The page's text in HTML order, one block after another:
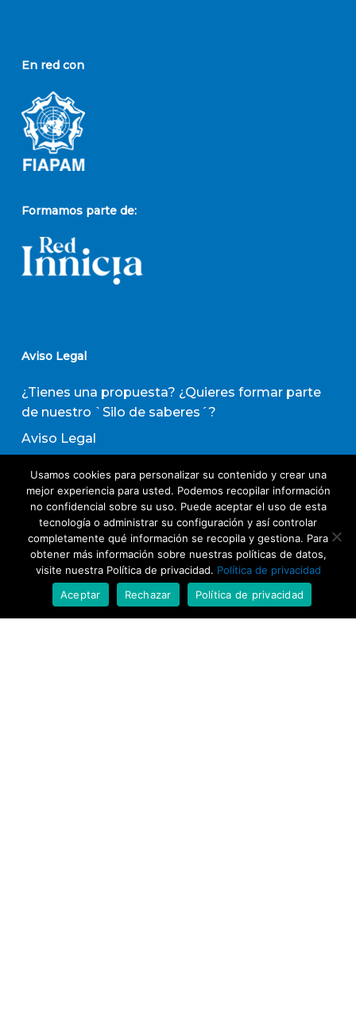
En red con
Formamos parte de:
Aviso Legal
¿Tienes una propuesta? ¿Quieres formar parte
de nuestro `Silo de saberes´?
Aviso Legal
Política de Transparencia
Política de Evaluación de Proveedores
Suscribirse a nuestro boletín de actividades
Usamos cookies para personalizar su contenido y crear una
mejor experiencia para usted. Podemos recopilar información
no confidencial sobre su uso. Puede aceptar el uso de esta
tecnología o administrar su configuración y así controlar
completamente qué información se recopila y gestiona. Para
obtener más información sobre nuestras políticas de datos,
visite nuestra Política de privacidad. Política de privacidad
Aceptar
Rechazar Política de privacidad